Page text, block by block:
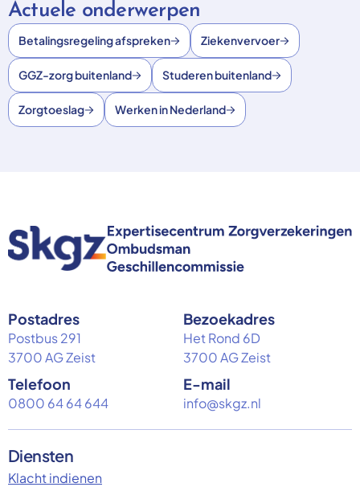
Actuele onderwerpen
Betalingsregeling afspreken Ziekenvervoer
GGZ-zorg buitenland Studeren buitenland
Zorgtoeslag Werken in Nederland
Postadres
Postbus 291
3700 AG Zeist
Bezoekadres
Het Rond 6D
3700 AG Zeist
Telefoon
0800 64 64 644
E-mail
info@skgz.nl
Diensten
Klacht indienen